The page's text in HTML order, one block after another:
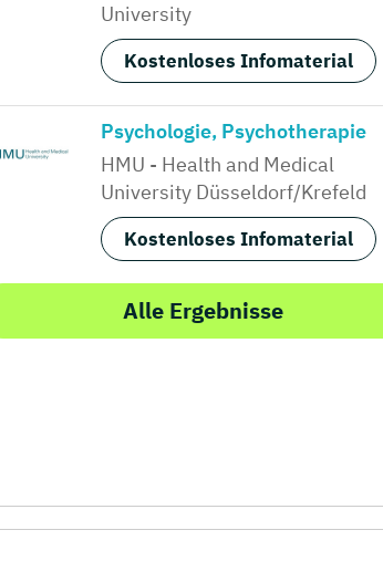
University
Kostenloses Infomaterial
Psychologie, Psychotherapie
HMU - Health and Medical
University Düsseldorf/Krefeld
Kostenloses Infomaterial
Alle Ergebnisse